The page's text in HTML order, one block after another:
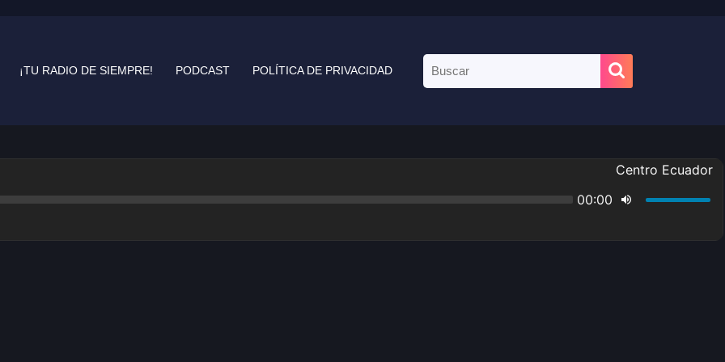
¡TU RADIO DE SIEMPRE! PODCAST POLÍTICA DE PRIVACIDAD